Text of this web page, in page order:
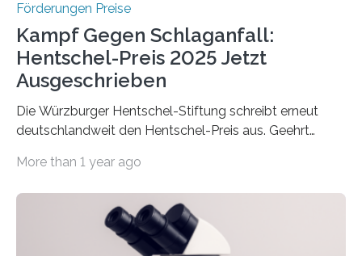
Förderungen Preise
Kampf Gegen Schlaganfall:
Hentschel-Preis 2025 Jetzt
Ausgeschrieben
Die Würzburger Hentschel-Stiftung schreibt erneut
deutschlandweit den Hentschel-Preis aus. Geehrt
hochrangige wissenschaftliche Publikation zum Thema
Schlaganfall“ mit Sitz in Würzburg fördert die
Schlaganfallforschung, um die Behandlung der
Betroffenen zu verbessern. Dazu schreibt sie auch in
More than 1 year ago